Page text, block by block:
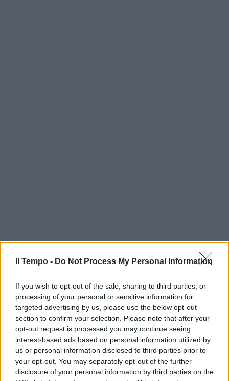
Il Tempo - Do Not Process My Personal Information
If you wish to opt-out of the sale, sharing to third parties, or
processing of your personal or sensitive information for
targeted advertising by us, please use the below opt-out
section to confirm your selection. Please note that after your
opt-out request is processed you may continue seeing
interest-based ads based on personal information utilized by
us or personal information disclosed to third parties prior to
your opt-out. You may separately opt-out of the further
disclosure of your personal information by third parties on the